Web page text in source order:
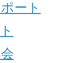
ート